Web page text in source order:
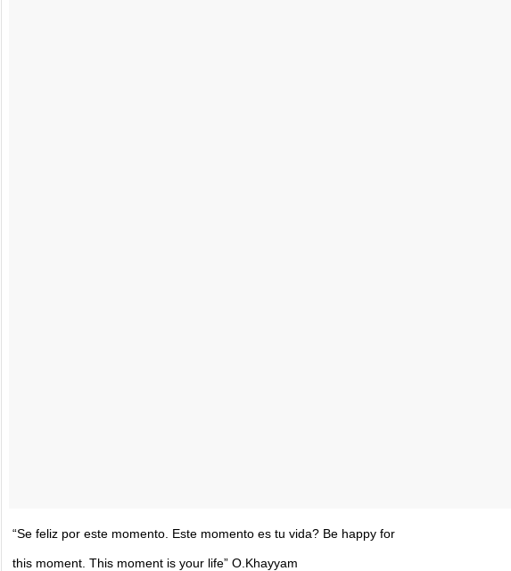
“Se feliz por este momento. Este momento es tu vida? Be happy for
this moment. This moment is your life” O.Khayyam